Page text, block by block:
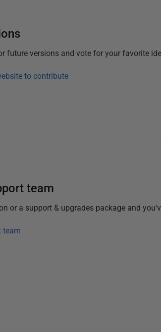
future versions and vote for your favorite
to contribute
team
or a support & upgrades package and
team